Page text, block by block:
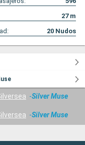
27m
20 Nudos
Silver Muse
Silver Muse